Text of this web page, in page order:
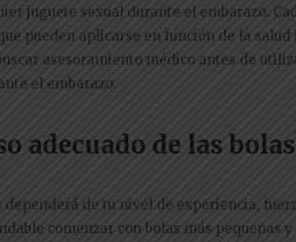
juguete sexual durante el embarazo.
pueden aplicarse en función de la
asesoramiento médico antes de
el embarazo.
adecuado de las
de tu nivel de experiencia,
comenzar con bolas más pequeñas